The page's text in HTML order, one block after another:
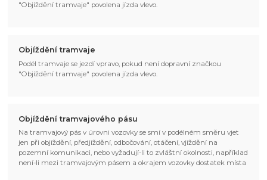
"Objíždění tramvaje" povolena jízda vlevo.
Objíždění tramvaje
Podél tramvaje se jezdí vpravo, pokud není dopravní značkou
"Objíždění tramvaje" povolena jízda vlevo.
Objíždění tramvajového pásu
Na tramvajový pás v úrovni vozovky se smí v podélném směru vjet
jen při objíždění, předjíždění, odbočování, otáčení, vjíždění na
pozemní komunikaci, nebo vyžadují-li to zvláštní okolnosti, například
není-li mezi tramvajovým pásem a okrajem vozovky dostatek místa